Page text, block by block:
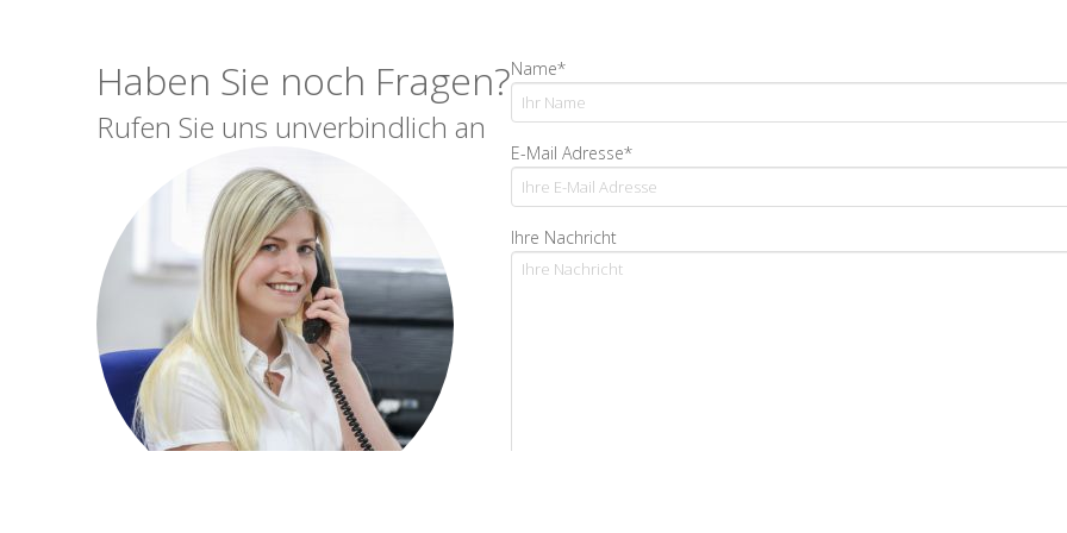
Haben Sie noch Fragen?
Rufen Sie uns unverbindlich an
Name*
E-Mail Adresse*
Ihre Nachricht